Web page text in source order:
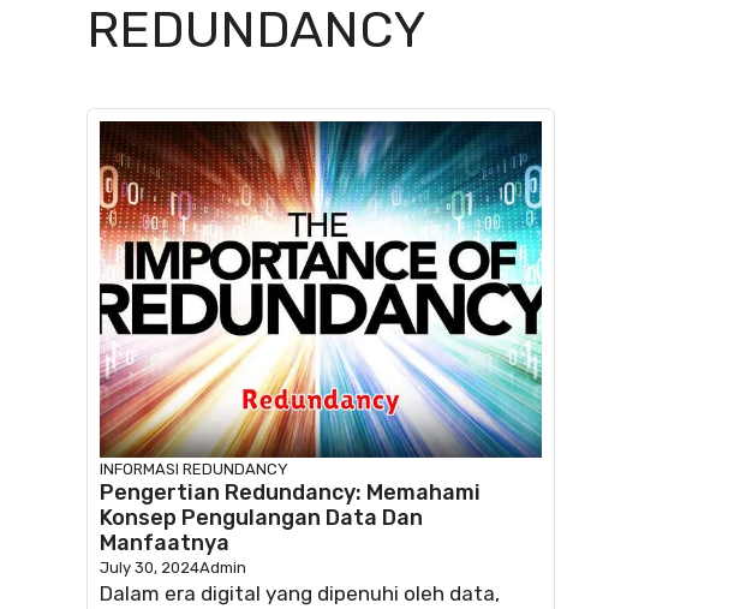
REDUNDANCY
INFORMASI REDUNDANCY
Pengertian Redundancy: Memahami
Konsep Pengulangan Data Dan
Manfaatnya
July 30, 2024Admin
Dalam era digital yang dipenuhi oleh data,